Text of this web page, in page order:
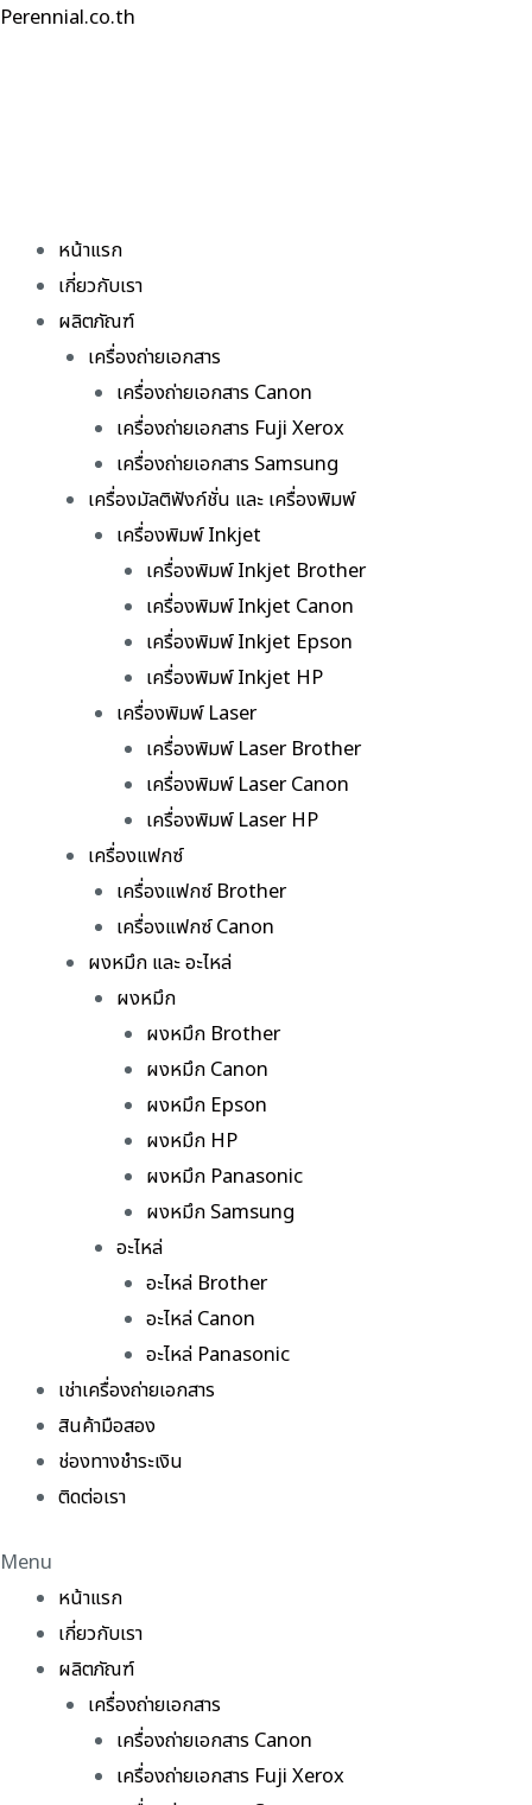
Skip
Perennial.co.th
หน้าแรก
เกี่ยวกับเรา
ผลิตภัณฑ์
เครื่องถ่ายเอกสาร
เครื่องถ่ายเอกสาร Canon
เครื่องถ่ายเอกสาร Fuji Xerox
เครื่องถ่ายเอกสาร Samsung
เครื่องมัลติฟังก์ชั่น และ เครื่องพิมพ์
เครื่องพิมพ์ Inkjet
เครื่องพิมพ์ Inkjet Brother
เครื่องพิมพ์ Inkjet Canon
เครื่องพิมพ์ Inkjet Epson
เครื่องพิมพ์ Inkjet HP
เครื่องพิมพ์ Laser
เครื่องพิมพ์ Laser Brother
เครื่องพิมพ์ Laser Canon
เครื่องพิมพ์ Laser HP
เครื่องแฟกซ์
เครื่องแฟกซ์ Brother
เครื่องแฟกซ์ Canon
ผงหมึก และ อะไหล่
ผงหมึก
ผงหมึก Brother
ผงหมึก Canon
ผงหมึก Epson
ผงหมึก HP
ผงหมึก Panasonic
ผงหมึก Samsung
อะไหล่
อะไหล่ Brother
อะไหล่ Canon
อะไหล่ Panasonic
เช่าเครื่องถ่ายเอกสาร
สินค้ามือสอง
ช่องทางชำระเงิน
ติดต่อเรา
Menu
หน้าแรก
เกี่ยวกับเรา
ผลิตภัณฑ์
เครื่องถ่ายเอกสาร
เครื่องถ่ายเอกสาร Canon
เครื่องถ่ายเอกสาร Fuji Xerox